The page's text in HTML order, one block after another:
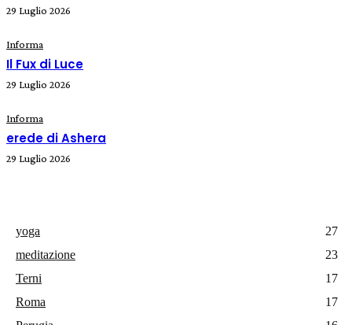
29 Luglio 2026
Informa
Il Fux di Luce
29 Luglio 2026
Informa
erede di Ashera
29 Luglio 2026
yoga
27
meditazione
23
Terni
17
Roma
17